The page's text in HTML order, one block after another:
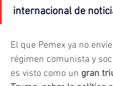
internacional de
El que Pemex ya no
régimen comunista y
es visto como un gran